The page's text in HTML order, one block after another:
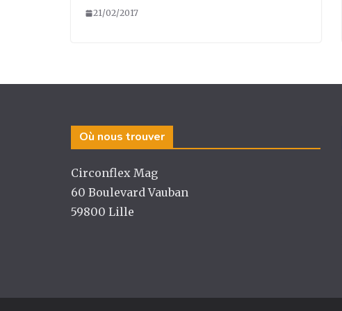
21/02/2017
Où nous trouver
Circonflex Mag
60 Boulevard Vauban
59800 Lille